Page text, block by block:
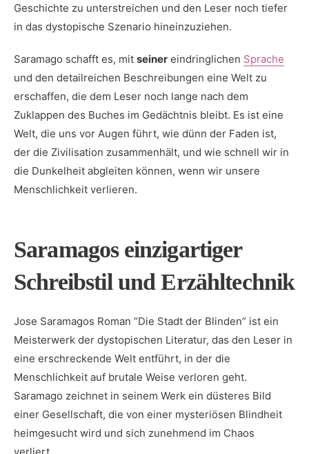
‌Geschichte zu unterstreichen und den Leser noch tiefer
in das dystopische Szenario hineinzuziehen.
Saramago schafft es, mit seiner eindringlichen Sprache
⁣und den detailreichen Beschreibungen eine ​Welt zu
erschaffen, die dem Leser noch lange nach dem
Zuklappen des Buches im‌ Gedächtnis bleibt. Es ist eine
Welt, die uns​ vor Augen führt, wie dünn der Faden ist,
der die Zivilisation zusammenhält, und wie schnell wir in
die Dunkelheit abgleiten können, wenn wir unsere
Menschlichkeit​ verlieren.
Saramagos ⁤einzigartiger
Schreibstil und ‍Erzähltechnik
Jose Saramagos Roman “Die ⁣Stadt der⁣ Blinden” ist ein
Meisterwerk der⁢ dystopischen Literatur, das den Leser in
eine erschreckende Welt entführt, in der die
Menschlichkeit auf brutale Weise verloren geht.
Saramago zeichnet in seinem Werk ein düsteres Bild
einer ⁢Gesellschaft, die von einer mysteriösen Blindheit
heimgesucht wird und sich zunehmend im Chaos